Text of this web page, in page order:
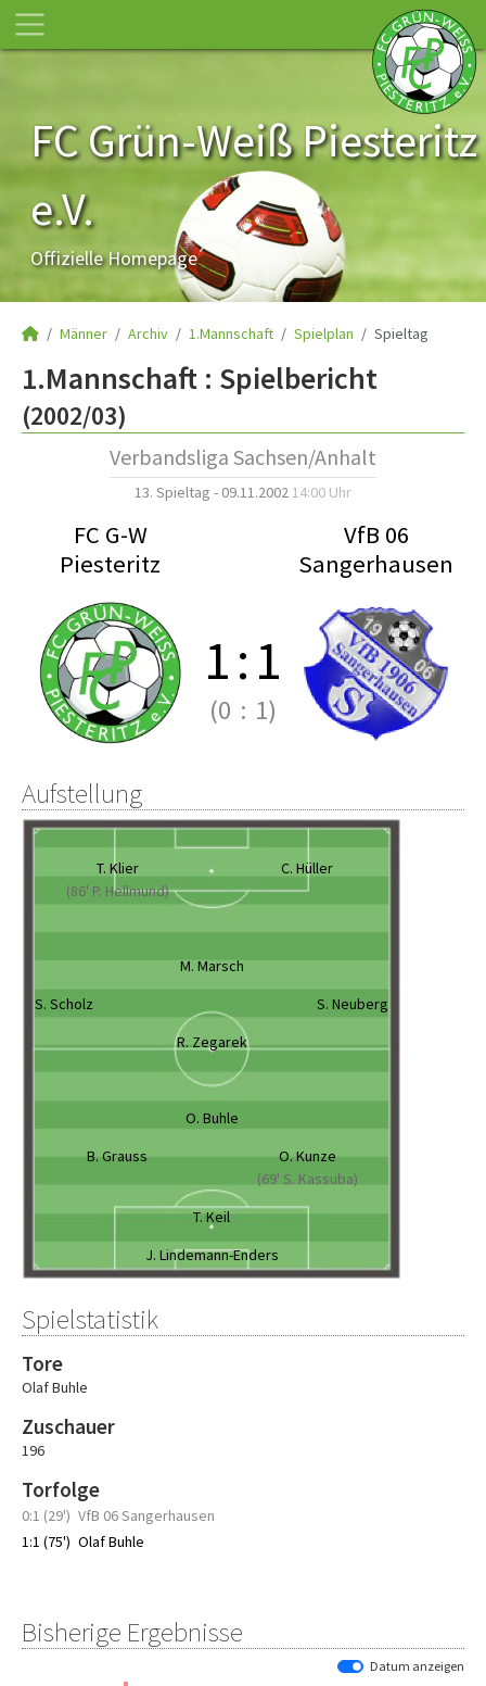
FC Grün-Weiß Piesteritz
e.V.
Offizielle Homepage
Männer Archiv 1.Mannschaft Spielplan Spieltag
1.Mannschaft : Spielbericht
(2002/03)
Verbandsliga Sachsen/Anhalt
13. Spieltag - 09.11.2002 14:00 Uhr
FC G-W
Piesteritz
VfB 06
Sangerhausen
1:1
(0 : 1)
Aufstellung
T. Klier
(86' P. Hellmund)
C. Hüller
M. Marsch
S. Scholz
S. Neuberg
R. Zegarek
O. Buhle
B. Grauss
O. Kunze
(69' S. Kassuba)
T. Keil
J. Lindemann-Enders
Spielstatistik
Tore
Olaf Buhle
Zuschauer
196
Torfolge
0:1 (29') VfB 06 Sangerhausen
1:1 (75') Olaf Buhle
Bisherige Ergebnisse
Datum anzeigen